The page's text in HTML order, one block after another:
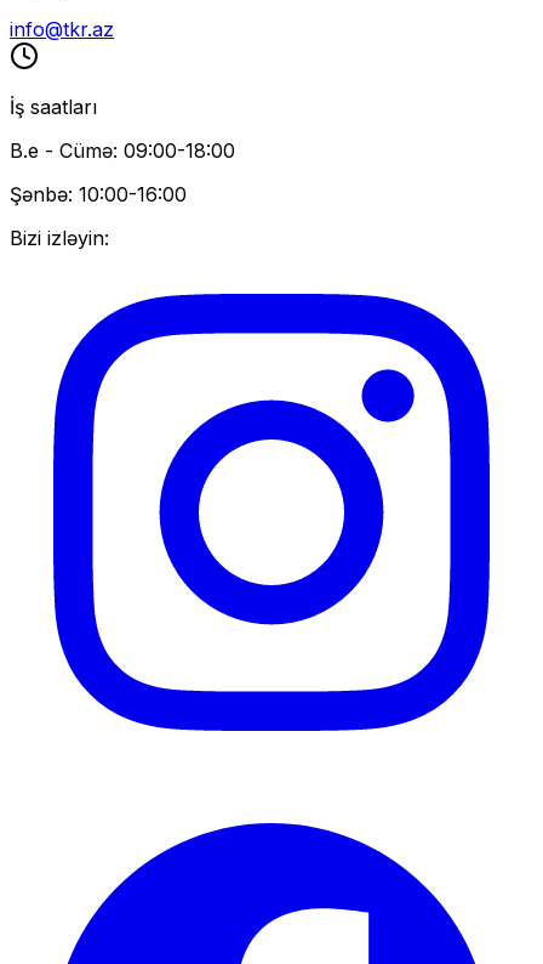
info@tkr.az
İş saatları
B.e - Cümə: 09:00-18:00
Şənbə: 10:00-16:00
Bizi izləyin: